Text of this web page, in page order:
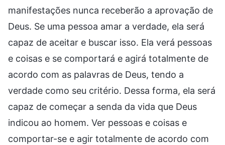
manifestações nunca receberão a aprovação de
Deus. Se uma pessoa amar a verdade, ela será
capaz de aceitar e buscar isso. Ela verá pessoas
e coisas e se comportará e agirá totalmente de
acordo com as palavras de Deus, tendo a
verdade como seu critério. Dessa forma, ela será
capaz de começar a senda da vida que Deus
indicou ao homem. Ver pessoas e coisas e
comportar-se e agir totalmente de acordo com